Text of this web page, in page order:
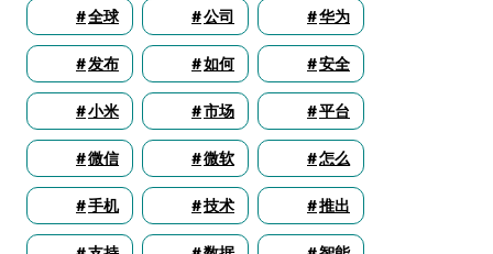
全球 公司 华为
发布 如何 安全
小米 市场 平台
微信 微软 怎么
手机 技术 推出